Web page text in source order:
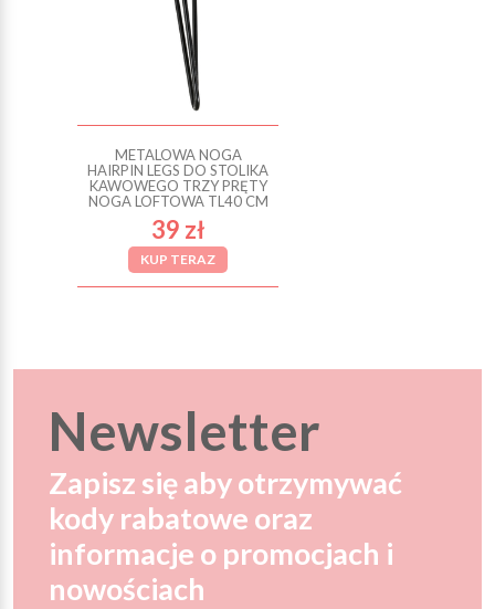
METALOWA NOGA
HAIRPIN LEGS DO STOLIKA
KAWOWEGO TRZY PRĘTY
NOGA LOFTOWA TL40 CM
39 zł
KUP TERAZ
Newsletter
Zapisz się aby otrzymywać
kody rabatowe oraz
informacje o promocjach i
nowościach